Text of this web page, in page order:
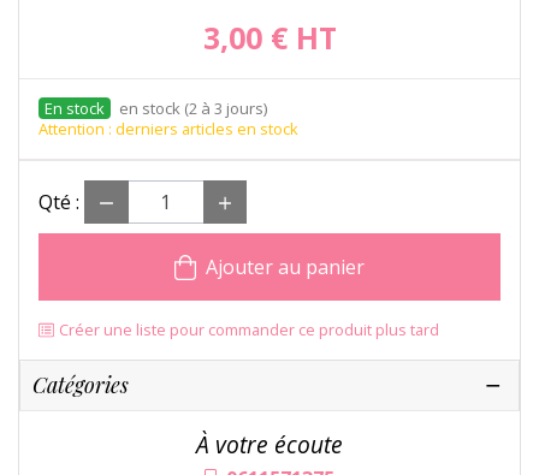
3,00 € HT
en stock (2 à 3 jours)
Attention : derniers articles en stock
Qté :
Ajouter au panier
Créer une liste pour commander ce produit plus tard
Catégories
À votre écoute